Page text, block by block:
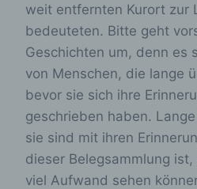
weit entfernten Kurort zur
bedeuteten. Bitte geht
Geschichten um, denn es
von Menschen, die lange
bevor sie sich ihre
geschrieben haben.
sie sind mit ihren
dieser Belegsammlung
viel Aufwand sehen